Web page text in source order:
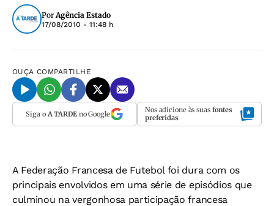
PorAgência Estado
17/08/2010 - 11:48 h
OUÇA COMPARTILHE
Siga o A TARDEno Google Nos adicione às suas fontes
preferidas
A Federação Francesa de Futebol foi dura com os
principais envolvidos em uma série de episódios que
culminou na vergonhosa participação francesa